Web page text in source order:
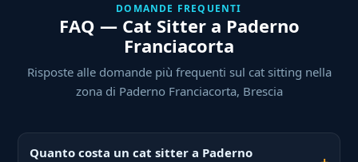
DOMANDE FREQUENTI
FAQ — Cat Sitter a Paderno
Franciacorta
Risposte alle domande più frequenti sul cat sitting nella
zona di Paderno Franciacorta, Brescia
Quanto costa un cat sitter a Paderno